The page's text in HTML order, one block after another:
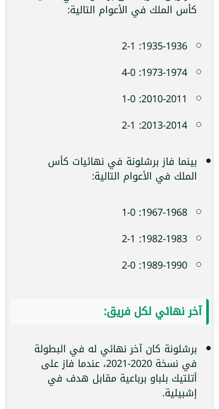
كأس الملك في الأعوام التالية:
1935-1936: 2-1
1973-1974: 4-0
2010-2011: 1-0
2013-2014: 2-1
بينما فاز برشلونة في نهائيات كأس
الملك في الأعوام التالية:
1967-1968: 1-0
1982-1983: 2-1
1989-1990: 2-0
آخر نهائي لكل فريق:
برشلونة كان آخر نهائي له في البطولة
في نسخة 2020-2021، عندما فاز على
أتلتيك بلباو برباعية مقابل هدف في
إشبيلية.